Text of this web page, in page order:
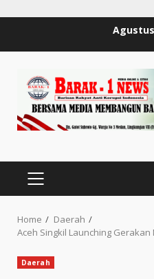
PRIMARY
MENU
Home
Daerah
Aceh Singkil Launching
Daerah